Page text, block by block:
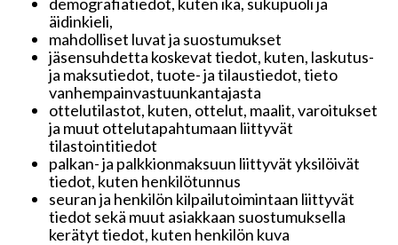
äidinkieli,
mahdolliset luvat ja suostumukset
jäsensuhdetta koskevat tiedot, kuten, laskutus-
ja maksutiedot, tuote- ja tilaustiedot, tieto
vanhempainvastuunkantajasta
ottelutilastot, kuten, ottelut, maalit, varoitukset
ja muut ottelutapahtumaan liittyvät
tilastointitiedot
palkan- ja palkkionmaksuun liittyvät yksilöivät
tiedot, kuten henkilötunnus
seuran ja henkilön kilpailutoimintaan liittyvät
tiedot sekä muut asiakkaan suostumuksella
kerätyt tiedot, kuten henkilön kuva